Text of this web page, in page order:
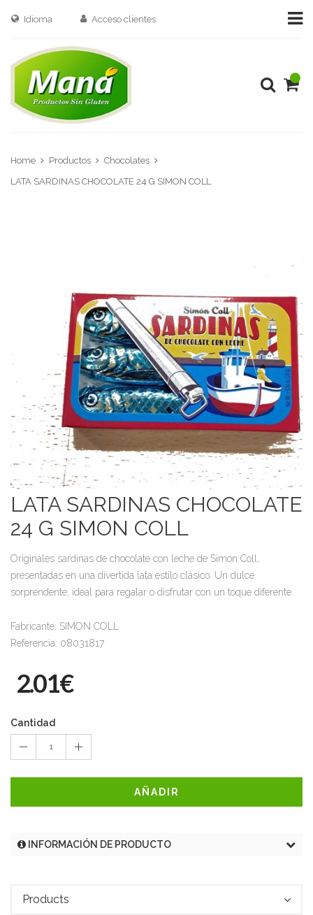
Idioma Acceso clientes
Home Productos
Chocolates
LATA SARDINAS CHOCOLATE 24 G SIMON COLL
LATA SARDINAS CHOCOLATE
24 G SIMON COLL
Originales sardinas de chocolate con leche de Simon Coll,
presentadas en una divertida lata estilo clásico. Un dulce
sorprendente, ideal para regalar o disfrutar con un toque diferente.
Fabricante: SIMON COLL
Referencia: 08031817
2.01€
Cantidad
1
AÑADIR
INFORMACIÓN DE PRODUCTO
Products